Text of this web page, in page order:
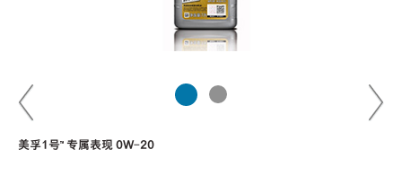
美孚1号™ 专属表现 0W-20